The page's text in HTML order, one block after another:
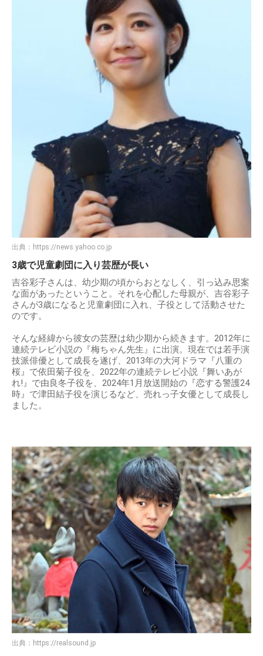
出典： https://news.yahoo.co.jp
3歳で児童劇団に入り芸歴が長い
吉谷彩子さんは、幼少期の頃からおとなしく、引っ込み思案
な面があったということ。それを心配した母親が、吉谷彩子
さんが3歳になると児童劇団に入れ、子役として活動させた
のです。
そんな経緯から彼女の芸歴は幼少期から続きます。2012年に
連続テレビ小説の『梅ちゃん先生』に出演。現在では若手演
技派俳優として成長を遂げ、2013年の大河ドラマ『八重の
桜』で依田菊子役を、2022年の連続テレビ小説『舞いあが
れ!』で由良冬子役を、2024年1月放送開始の『恋する警護24
時』で津田結子役を演じるなど、売れっ子女優として成長し
ました。
出典： https://realsound.jp